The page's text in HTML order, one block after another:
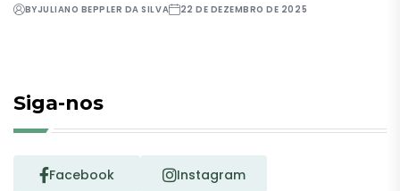
BYJULIANO BEPPLER DA SILVA 22 DE DEZEMBRO DE 2025
Siga-nos
Facebook Instagram